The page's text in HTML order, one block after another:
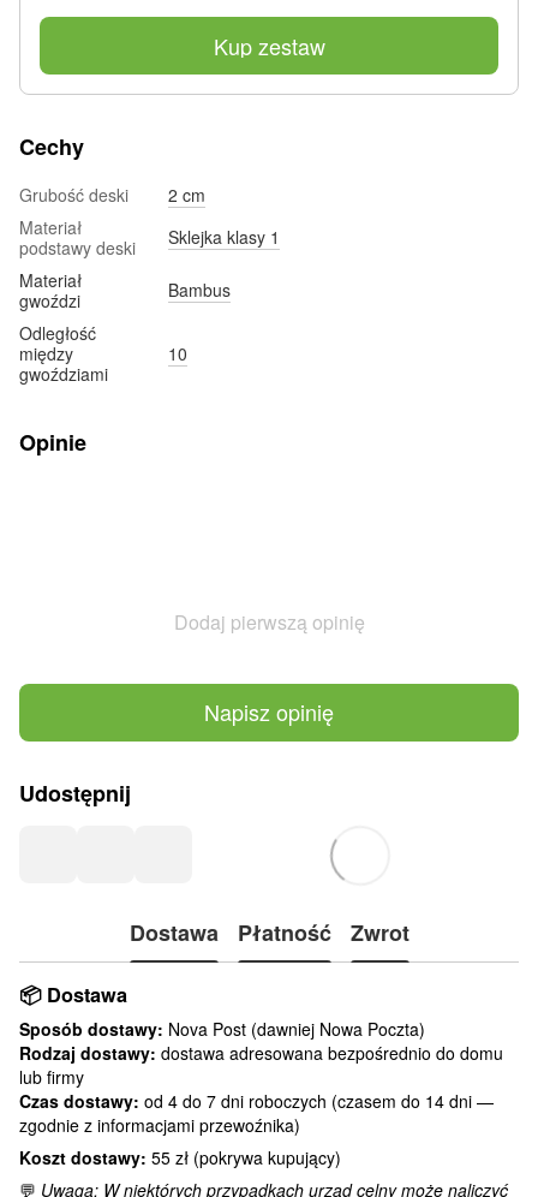
Kup zestaw
Cechy
Grubość deski
2 cm
Materiał
podstawy deski
Sklejka klasy 1
Materiał
gwoździ
Bambus
Odległość
między
gwoździami
10
Opinie
Dodaj pierwszą opinię
Napisz opinię
Udostępnij
Dostawa Płatność Zwrot
📦 Dostawa
Sposób dostawy: Nova Post (dawniej Nowa Poczta)
Rodzaj dostawy: dostawa adresowana bezpośrednio do domu
lub firmy
Czas dostawy: od 4 do 7 dni roboczych (czasem do 14 dni —
zgodnie z informacjami przewoźnika)
Koszt dostawy: 55 zł (pokrywa kupujący)
💬 Uwaga: W niektórych przypadkach urząd celny może naliczyć